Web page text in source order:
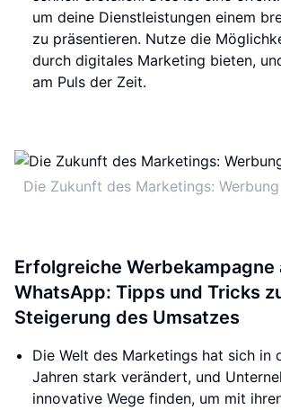
um deine Dienstleistungen einem
zu präsentieren. Nutze die
durch digitales Marketing bieten,
am Puls der Zeit.
Die Zukunft des Marketings:
Erfolgreiche Werbekampagne
WhatsApp: Tipps und Tricks
Steigerung des Umsatzes
Die Welt des Marketings hat sich in
Jahren stark verändert, und
innovative Wege finden, um mit